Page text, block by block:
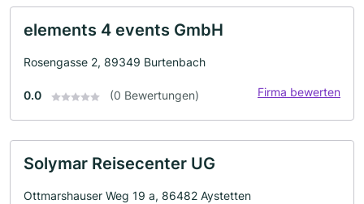
elements 4 events GmbH
Rosengasse 2, 89349 Burtenbach
0.0 (0 Bewertungen) Firma bewerten
Solymar Reisecenter UG
Ottmarshauser Weg 19 a, 86482 Aystetten